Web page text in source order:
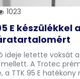
1023
E készülékkel
ideje letette voksát
A Trotec
TTK 95 E hatékony